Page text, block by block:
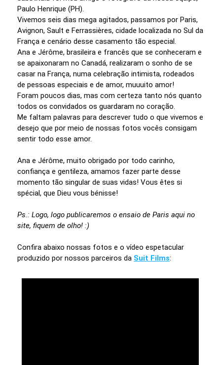
Paulo Henrique (PH).
Vivemos seis dias mega agitados, passamos por Paris,
Avignon, Sault e Ferrassières, cidade localizada no Sul da
França e cenário desse casamento tão especial.
Ana e Jérôme, brasileira e francês que se conheceram e
se apaixonaram no Canadá, realizaram o sonho de se
casar na França, numa celebração intimista, rodeados
de pessoas especiais e de amor, muuuito amor!
Foram poucos dias, mas com certeza tanto nós quanto
todos os convidados os guardaram no coração.
Me faltam palavras para descrever tudo o que vivemos e
desejo que por meio de nossas fotos vocês consigam
sentir todo esse amor.
Ana e Jérôme, muito obrigado por todo carinho,
confiança e gentileza, amamos fazer parte desse
momento tão singular de suas vidas! Vous êtes si
spécial, que Dieu vous bénisse!
Ps.: Logo, logo publicaremos o ensaio de Paris aqui no
site, fiquem de olho! :)
Confira abaixo nossas fotos e o vídeo espetacular
produzido por nossos parceiros da Suit Films: